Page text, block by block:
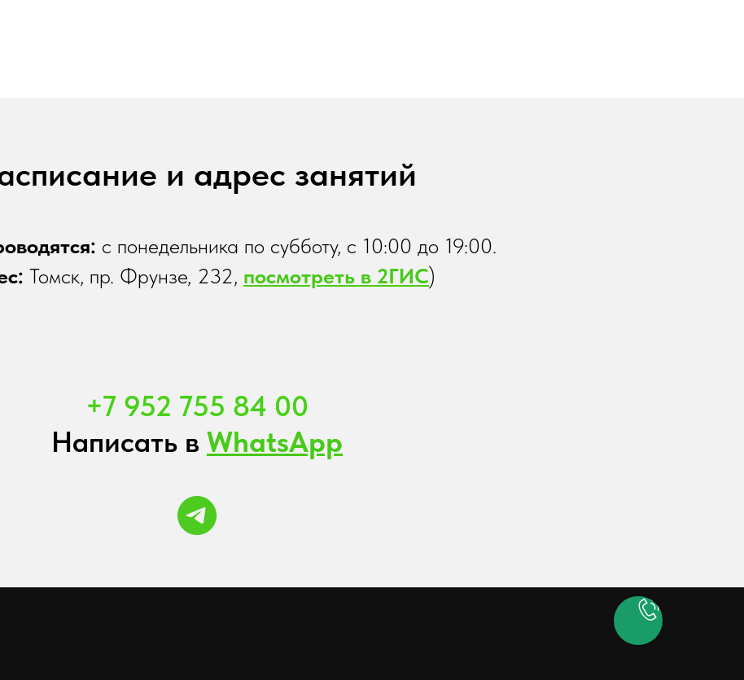
сание и адрес занятий
с понедельника по субботу, с 10:00 до 19:00.
Томск, пр. Фрунзе, 232, посмотреть в 2ГИС)
+7 952 755 84 00
Написать в WhatsApp